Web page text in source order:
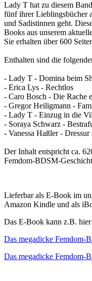
Lady T hat zu diesem
fünf ihrer Lieblingsbücher
und Sadistinnen geht.
Books aus unserem
Sie erhalten über 600
Enthalten sind die
- Lady T - Domina beim
- Erica Lys - Rechtlos
- Caro Bosch - Die Rache
- Gregor Heiligmann -
- Lady T - Einzug in die
- Soraya Schwarz -
- Vanessa Haßler -
Der Inhalt entspricht ca.
Femdom-BDSM-
Lieferbar als E-Book im
Amazon Kindle und als
Das E-Book kann z.B.
Das megadicke Femdom-
Das megadicke Femdom-